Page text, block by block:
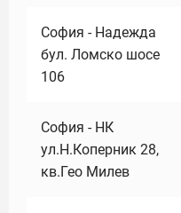
София - Надежда
бул. Ломско шосе
106
София - НК
ул.Н.Коперник 28,
кв.Гео Милев